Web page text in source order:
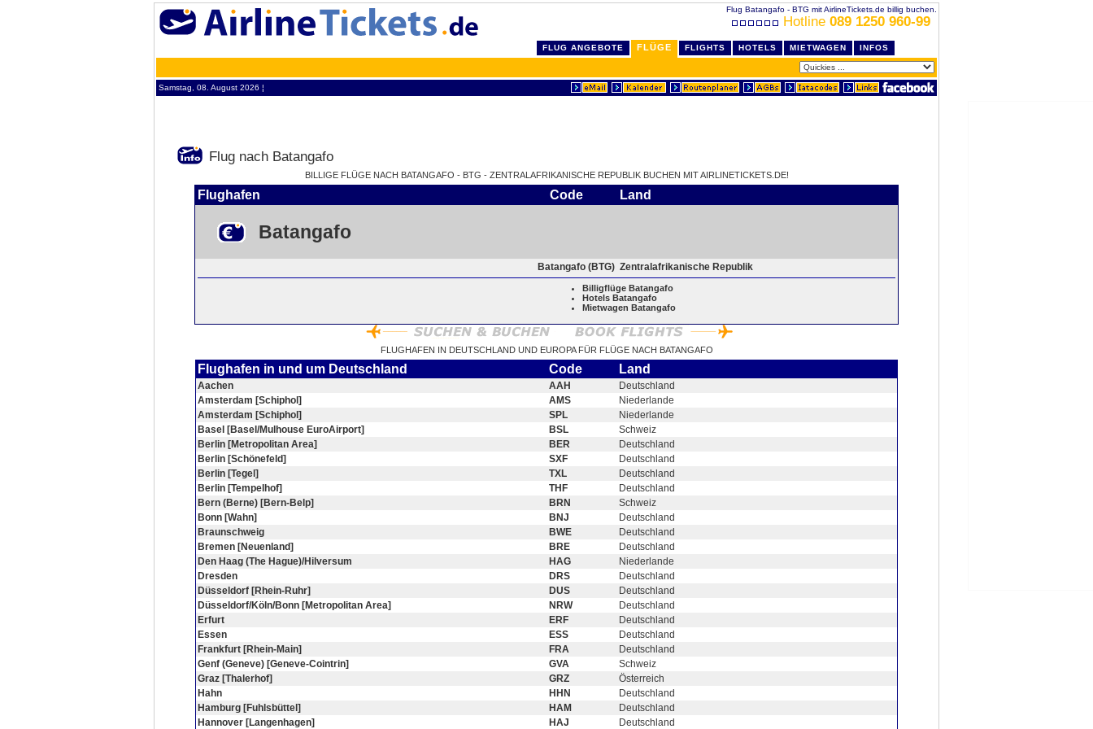
Flug Batangafo - BTG mit AirlineTickets.de billig buchen.
Hotline 089 1250 960-99
FLUG ANGEBOTE FLÜGE FLIGHTS HOTELS MIETWAGEN INFOS
Samstag, 08. August 2026 ¦
Flug nach Batangafo
BILLIGE FLÜGE NACH BATANGAFO - BTG - ZENTRALAFRIKANISCHE REPUBLIK BUCHEN MIT AIRLINETICKETS.DE!
Flughafen Code Land
Batangafo
Batangafo (BTG) Zentralafrikanische Republik
Billigflüge Batangafo
Hotels Batangafo
Mietwagen Batangafo
FLUGHAFEN IN DEUTSCHLAND UND EUROPA FÜR FLÜGE NACH BATANGAFO
Flughafen in und um Deutschland Code Land
Aachen AAH
Deutschland
Amsterdam [Schiphol]
AMS
Niederlande
Amsterdam [Schiphol]
SPL
Niederlande
Basel [Basel/Mulhouse EuroAirport]
BSL
Schweiz
Berlin [Metropolitan Area]
BER
Deutschland
Berlin [Schönefeld]
SXF
Deutschland
Berlin [Tegel]
TXL
Deutschland
Berlin [Tempelhof]
THF
Deutschland
Bern (Berne) [Bern-Belp]
BRN
Schweiz
Bonn [Wahn]
BNJ
Deutschland
Braunschweig
BWE
Deutschland
Bremen [Neuenland]
BRE
Deutschland
Den Haag (The Hague)/Hilversum
HAG
Niederlande
Dresden
DRS
Deutschland
Düsseldorf [Rhein-Ruhr]
DUS
Deutschland
Düsseldorf/Köln/Bonn [Metropolitan Area]
NRW
Deutschland
Erfurt
ERF
Deutschland
Essen
ESS
Deutschland
Frankfurt [Rhein-Main]
FRA
Deutschland
Genf (Geneve) [Geneve-Cointrin]
GVA
Schweiz
Graz [Thalerhof]
GRZ
Österreich
Hahn
HHN
Deutschland
Hamburg [Fuhlsbüttel]
HAM
Deutschland
Hannover [Langenhagen]
HAJ
Deutschland